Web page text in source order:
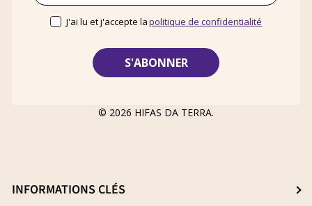
INFORMATIONS CLÉS
J'ai lu et j'accepte lapolitique de confidentialité
© 2026 HIFAS DA TERRA.